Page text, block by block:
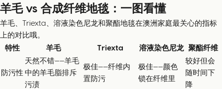
羊毛 vs 合成纤维地毯：一图看懂
羊毛、Triexta、溶液染色尼龙和聚酯地毯在澳洲家庭最关心的指标
上的对比哦。
特性
羊毛 Triexta 溶液染色尼龙 聚酯纤维
防污性
天然不错——羊毛
中的羊毛脂排斥
污渍
极佳——纤维内
置防污
极佳——颜色
锁在纤维里
较好但会
随时间下
降